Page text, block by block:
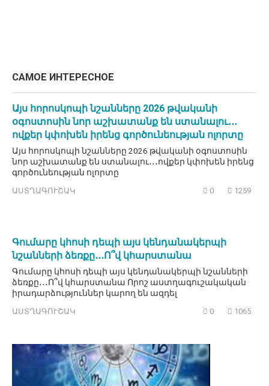
САМОЕ ИНТЕРЕСНОЕ
Այս հորոսկոպի նշանները 2026 թվականի
օգոստոսին նոր աշխատանք են ստանալու․․․
ովքեր կփոխեն իրենց գործունեության ոլորտը
Այս հորոսկոպի նշանները 2026 թվականի օգոստոսին
նոր աշխատանք են ստանալու․․․ովքեր կփոխեն իրենց
գործունեության ոլորտը
ԱՍՏՂԱԳՈՒՇԱԿ 0 1259
Գումարը կհոսի դեպի այս կենդանակերպի
նշանների ձեռքը․․․Ո՞վ կհարստանա
Գումարը կհոսի դեպի այս կենդանակերպի նշանների
ձեռքը․․․Ո՞վ կհարստանա Որոշ աստղագուշակական
իրադարձություններ կարող են ազդել
ԱՍՏՂԱԳՈՒՇԱԿ 0 1065